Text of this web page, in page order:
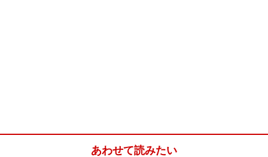
あわせて読みたい